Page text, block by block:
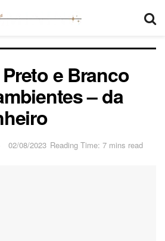
e Branco
– da
02/08/2023 Reading Time: 7 mins read